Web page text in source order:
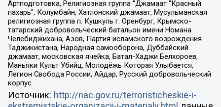
Артподготовка, Религиозная группа “Джамаат “Красный
пахарь”, Колумбайн, Хатлонский джамаат, Мусульманская
религиозная группа п. Кушкуль г. Оренбург, Крымско-
татарский добровольческий батальон имени Номана
Челебиджихана, Азов, Партия исламского возрождения
Таджикистана, Народная самооборона, Дуббайский
джамаат, московская ячейка, Батал-Хаджи Белхороев,
Маньяки Культ Убийц, Молодёжь Которая Улыбается,
Легион Свобода России, Айдар, Русский добровольческий
корпус
Источник: http://nac.gov.ru/terroristicheskie-i-